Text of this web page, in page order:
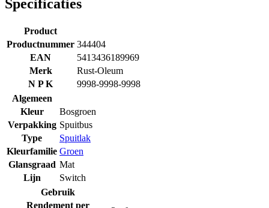
Specificaties
Product
Productnummer 344404
EAN
5413436189969
Merk
Rust-Oleum
N P K
9998-9998-9998
Algemeen
Kleur
Bosgroen
Verpakking Spuitbus
Type
Spuitlak
Kleurfamilie Groen
Glansgraad Mat
Lijn
Switch
Gebruik
Rendement per